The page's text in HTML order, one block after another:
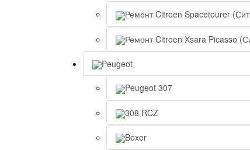
Ремонт Citroen Spacetourer
Ремонт Citroen Xsara Picasso
Peugeot
Peugeot 307
308 RCZ
Boxer